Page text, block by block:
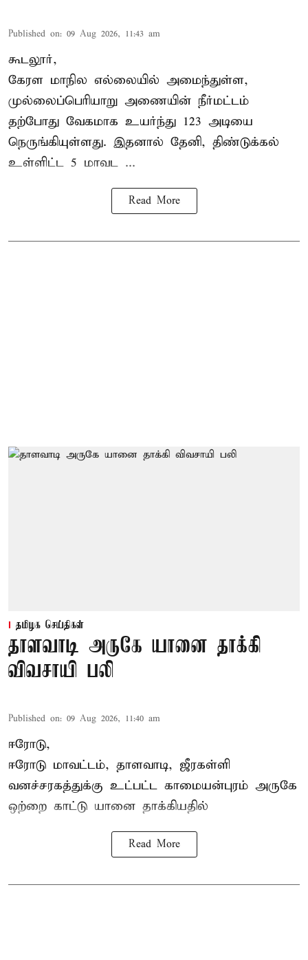
Published on: 09 Aug 2026, 11:43 am
கூடலூர்,
கேரள மாநில எல்லையில் அமைந்துள்ள,
முல்லைப்பெரியாறு அணையின் நீர்மட்டம்
தற்போது வேகமாக உயர்ந்து 123 அடியை
நெருங்கியுள்ளது. இதனால் தேனி, திண்டுக்கல்
உள்ளிட்ட 5 மாவட ...
Read More
தமிழக செய்திகள்
தாளவாடி அருகே யானை தாக்கி
விவசாயி பலி
Published on: 09 Aug 2026, 11:40 am
ஈரோடு,
ஈரோடு மாவட்டம், தாளவாடி, ஜீரகள்ளி
வனச்சரகத்துக்கு உட்பட்ட காமையன்புரம் அருகே
ஒற்றை காட்டு யானை தாக்கியதில்
Read More